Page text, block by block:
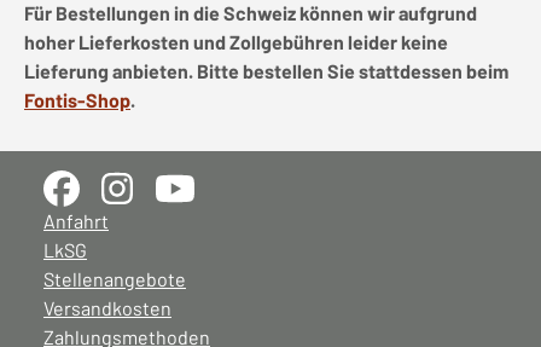
Für Bestellungen in die Schweiz können wir aufgrund
hoher Lieferkosten und Zollgebühren leider keine
Lieferung anbieten. Bitte bestellen Sie stattdessen beim
Fontis-Shop.
Anfahrt
LkSG
Stellenangebote
Versandkosten
Zahlungsmethoden